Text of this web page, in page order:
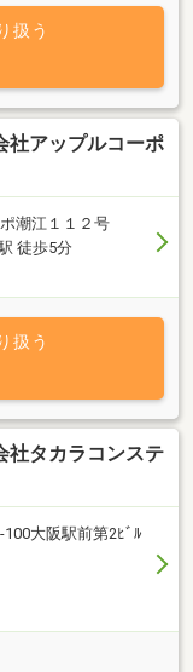
扱う
アップルコーポ
潮江１１２号
徒歩5分
扱う
タカラコンステ
大阪駅前第2ﾋﾞﾙ